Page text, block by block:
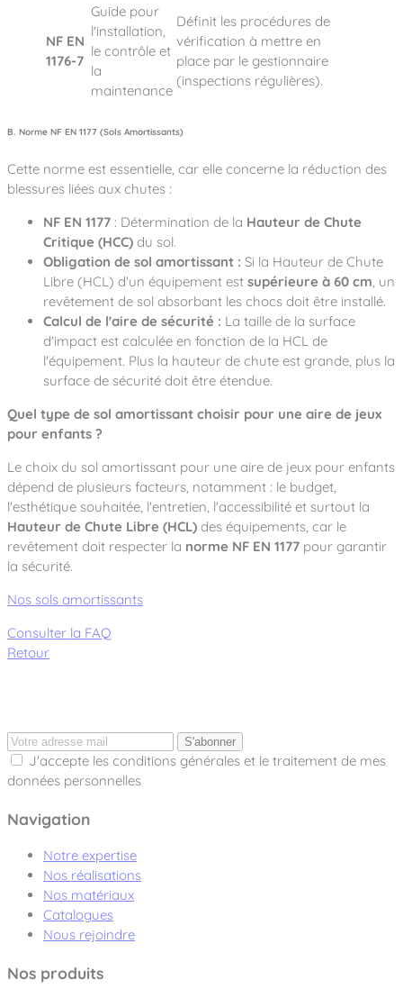
NF EN
1176-7
Guide pour
l'installation,
le contrôle et
la
maintenance
Définit les procédures de
vérification à mettre en
place par le gestionnaire
(inspections régulières).
B. Norme NF EN 1177 (Sols Amortissants)
Cette norme est essentielle, car elle concerne la réduction des
blessures liées aux chutes :
NF EN 1177 : Détermination de la Hauteur de Chute
Critique (HCC) du sol.
Obligation de sol amortissant : Si la Hauteur de Chute
Libre (HCL) d'un équipement est supérieure à 60 cm, un
revêtement de sol absorbant les chocs doit être installé.
Calcul de l'aire de sécurité : La taille de la surface
d'impact est calculée en fonction de la HCL de
l'équipement. Plus la hauteur de chute est grande, plus la
surface de sécurité doit être étendue.
Quel type de sol amortissant choisir pour une aire de jeux
pour enfants ?
Le choix du sol amortissant pour une aire de jeux pour enfants
dépend de plusieurs facteurs, notamment : le budget,
l'esthétique souhaitée, l'entretien, l'accessibilité et surtout la
Hauteur de Chute Libre (HCL) des équipements, car le
revêtement doit respecter la norme NF EN 1177 pour garantir
la sécurité.
Nos sols amortissants
Consulter la FAQ
Retour
S'abonner
J'accepte les conditions générales et le traitement de mes
données personnelles
Navigation
Notre expertise
Nos réalisations
Nos matériaux
Catalogues
Nous rejoindre
Nos produits